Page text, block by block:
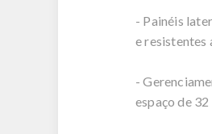
- Painéis
e resistentes
-
espaço de